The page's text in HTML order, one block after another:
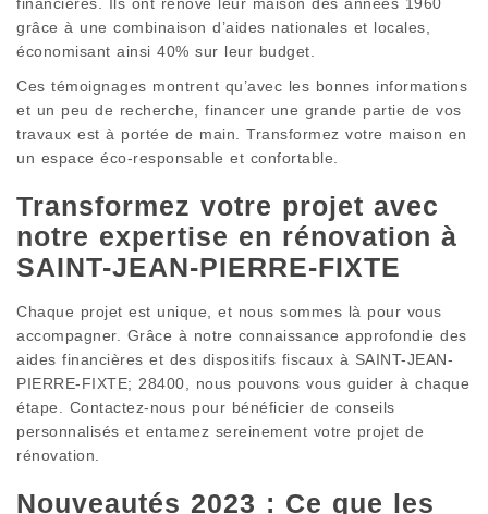
grâce à une combinaison d’aides nationales et locales,
économisant ainsi 40% sur leur budget.
Ces témoignages montrent qu’avec les bonnes informations
et un peu de recherche, financer une grande partie de vos
travaux est à portée de main. Transformez votre maison en
un espace éco-responsable et confortable.
Transformez votre projet avec
notre expertise en rénovation à
SAINT-JEAN-PIERRE-FIXTE
Chaque projet est unique, et nous sommes là pour vous
accompagner. Grâce à notre connaissance approfondie des
aides financières et des dispositifs fiscaux à SAINT-JEAN-
PIERRE-FIXTE; 28400, nous pouvons vous guider à chaque
étape. Contactez-nous pour bénéficier de conseils
personnalisés et entamez sereinement votre projet de
rénovation.
Nouveautés 2023 : Ce que les